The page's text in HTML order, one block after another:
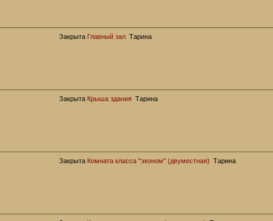
Закрыта Главный зал Тарина
Закрыта Крыша здания Тарина
Закрыта Комната класса "эконом" (двуместная) Тарина